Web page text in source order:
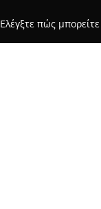
Ελέγξτε πώς